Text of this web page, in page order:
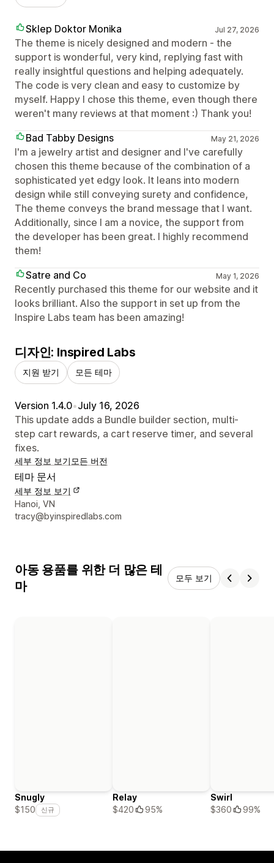
Sklep Doktor Monika Jul 27, 2026
The theme is nicely designed and modern - the
support is wonderful, very kind, replying fast with
really insightful questions and helping adequately.
The code is very clean and easy to customize by
myself. Happy I chose this theme, even though there
weren't many reviews at that moment :) Thank you!
Bad Tabby Designs
May 21, 2026
I'm a jewelry artist and designer and I've carefully
chosen this theme because of the combination of a
sophisticated yet edgy look. It leans into modern
design while still conveying surety and confidence,
The theme conveys the brand message that I want.
Additionally, since I am a novice, the support from
the developer has been great. I highly recommend
them!
Satre and Co
May 1, 2026
Recently purchased this theme for our website and it
looks brilliant. Also the support in set up from the
Inspire Labs team has been amazing!
디자인: Inspired Labs
지원 받기 모든 테마
Version 1.4.0•July 16, 2026
This update adds a Bundle builder section, multi-
step cart rewards, a cart reserve timer, and several
fixes.
세부 정보 보기모든 버전
테마 문서
세부 정보 보기
디자이너 연락처 세부 정보
Hanoi, VN
tracy@byinspiredlabs.com
아동 용품를 위한 더 많은 테
마
모두 보기
Snugly
$150
신규
Relay
$420
95%
Swirl
$360
99%